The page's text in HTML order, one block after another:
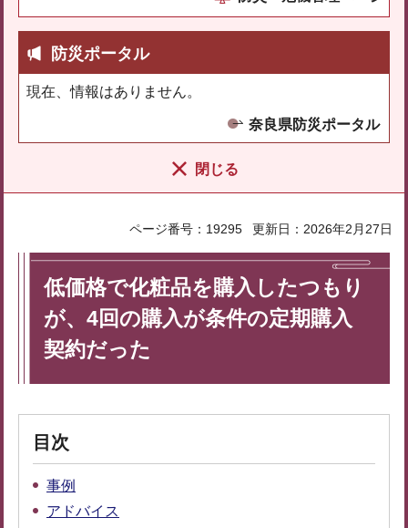
防災ポータル
現在、情報はありません。
奈良県防災ポータル
閉じる
ページ番号：19295 更新日：2026年2月27日
低価格で化粧品を購入したつもり
が、4回の購入が条件の定期購入
契約だった
目次
事例
アドバイス